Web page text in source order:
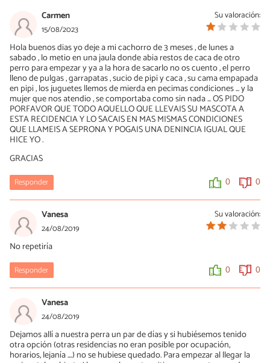
Su valoración:
Carmen
15/08/2023
Hola buenos dias yo deje a mi cachorro de 3 meses , de lunes a
sabado , lo metio en una jaula donde abia restos de caca de otro
perro para empezar y ya a la hora de sacarlo no os cuento , el perro
lleno de pulgas , garrapatas , sucio de pipi y caca , su cama empapada
en pipi , los juguetes llemos de mierda en pecimas condiciones ... y la
mujer que nos atendio , se comportaba como sin nada ... OS PIDO
PORFAVOR QUE TODO AQUELLO QUE LLEVAIS SU MASCOTA A
ESTA RECIDENCIA Y LO SACAIS EN MAS MISMAS CONDICIONES
QUE LLAMEIS A SEPRONA Y POGAIS UNA DENINCIA IGUAL QUE
HICE YO .
GRACIAS
Responder 0 0
Su valoración:
Vanesa
24/08/2019
No repetiría
Responder 0 0
Vanesa
24/08/2019
Dejamos allí a nuestra perra un par de días y si hubiésemos tenido
otra opción (otras residencias no eran posible por ocupación,
horarios, lejanía ....) no se hubiese quedado. Para empezar al llegar la